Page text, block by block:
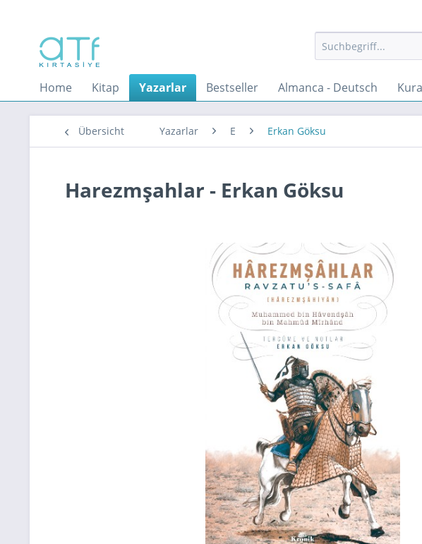
Home Kitap Yazarlar Bestseller Almanca - Deutsch
Übersicht Yazarlar E Erkan Göksu
Harezmşahlar - Erkan Göksu